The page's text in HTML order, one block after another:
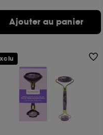
Ajouter au panier